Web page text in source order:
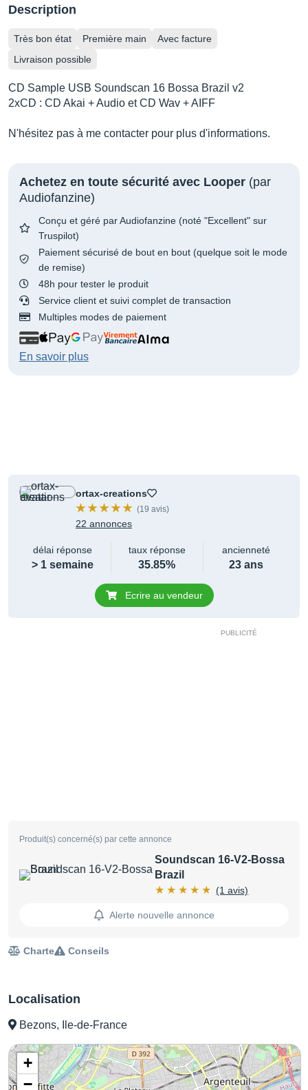
Description
Très bon état Première main
Avec facture
Livraison possible
CD Sample USB Soundscan 16 Bossa Brazil v2
2xCD : CD Akai + Audio et CD Wav + AIFF
N'hésitez pas à me contacter pour plus d'informations.
Achetez en toute sécurité avec Looper (par
Audiofanzine)
Conçu et géré par Audiofanzine (noté "Excellent" sur
Truspilot)
Paiement sécurisé de bout en bout (quelque soit le mode
de remise)
48h pour tester le produit
Service client et suivi complet de transaction
Multiples modes de paiement
En savoir plus
Localisation
Bezons, Ile-de-France
+
−
ortax-creations
(19 avis)
22 annonces
délai réponse
> 1 semaine
taux réponse
35.85%
ancienneté
23 ans
Ecrire au vendeur
Produit(s) concerné(s) par cette annonce
Soundscan 16-V2-Bossa
Brazil
(1 avis)
Alerte nouvelle annonce
Charte Conseils